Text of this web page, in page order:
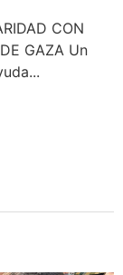
CON
GAZA Un